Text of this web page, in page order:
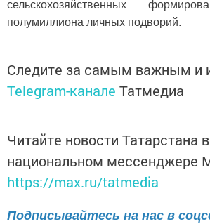
сельскохозяйственных
полумиллиона личных подворий.
Следите за самым важным и
Telegram-канале Татмедиа
Читайте новости Татарстана в
национальном мессенджере
https://max.ru/tatmedia
Подписывайтесь на нас в